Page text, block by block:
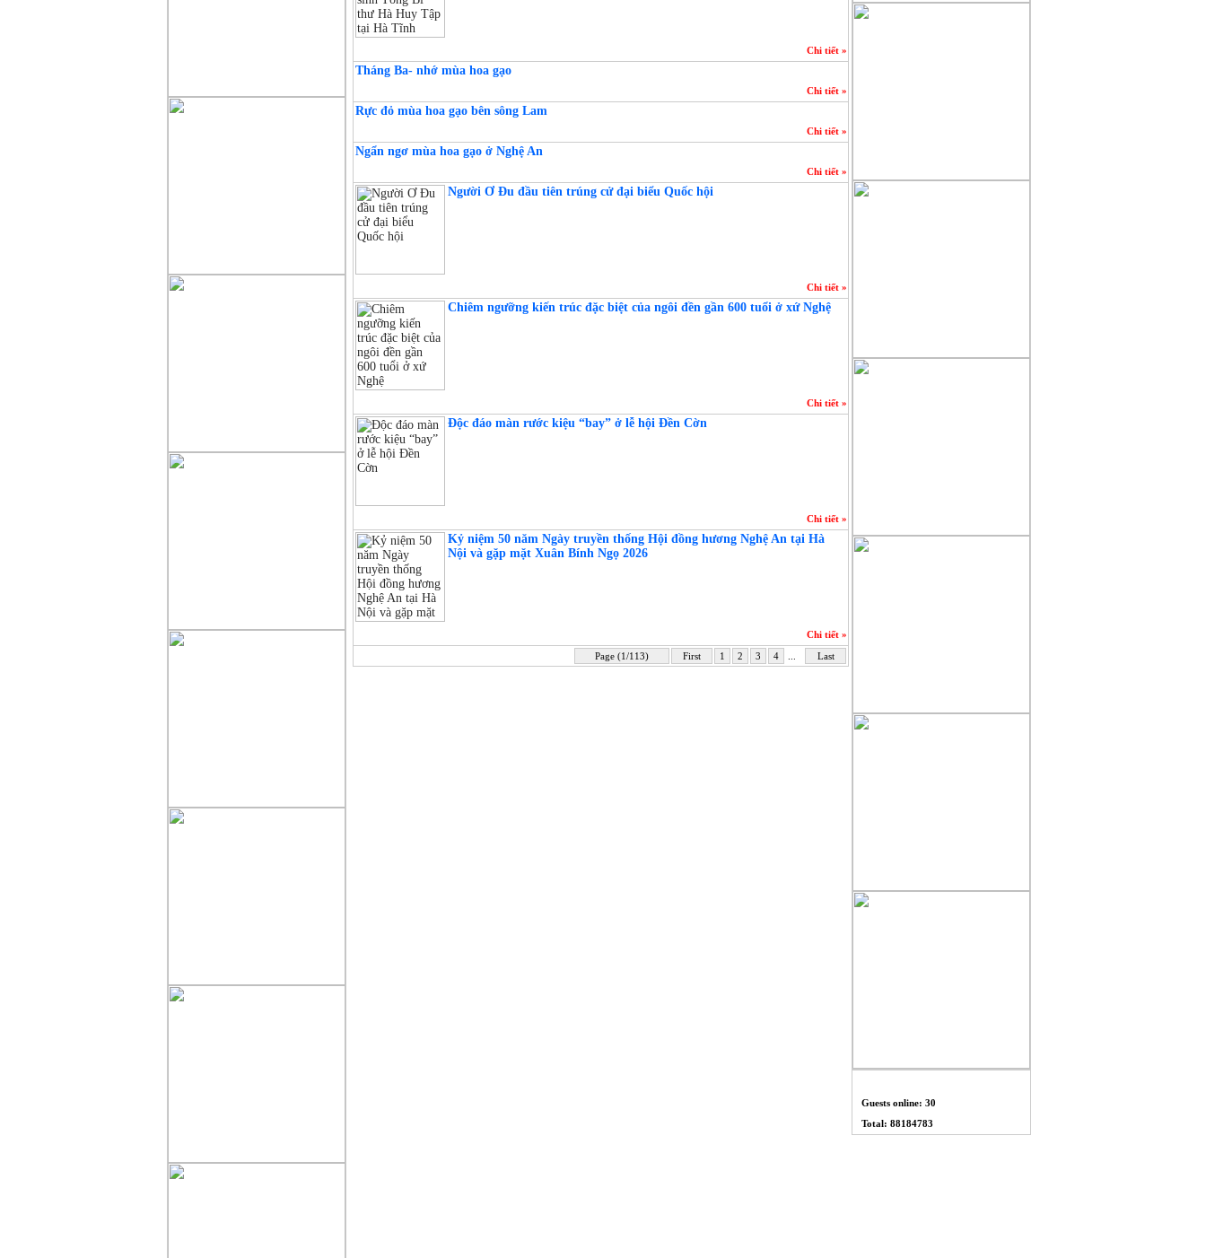
Chi tiết »
Tháng Ba- nhớ mùa hoa gạo
Chi tiết »
Rực đỏ mùa hoa gạo bên sông Lam
Chi tiết »
Ngẩn ngơ mùa hoa gạo ở Nghệ An
Chi tiết »
Người Ơ Đu đầu tiên trúng cử đại biểu Quốc hội
Chi tiết »
Chiêm ngưỡng kiến trúc đặc biệt của ngôi đền gần 600 tuổi ở xứ Nghệ
Chi tiết »
Độc đáo màn rước kiệu “bay” ở lễ hội Đền Cờn
Chi tiết »
Kỷ niệm 50 năm Ngày truyền thống Hội đồng hương Nghệ An tại Hà
Nội và gặp mặt Xuân Bính Ngọ 2026
Chi tiết »
Page (1/113)
First 1 2 3 4 Last
Guests online: 30
Total: 88184783